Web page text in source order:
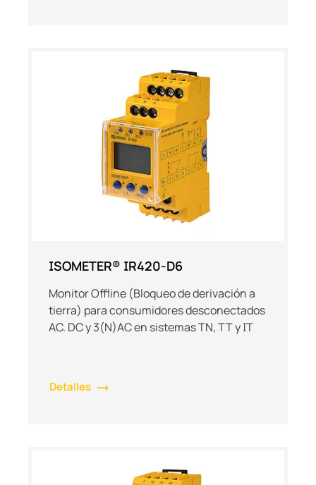
ISOMETER® IR420-D6
Monitor Offline (Bloqueo de derivación a
tierra) para consumidores desconectados
AC. DC y 3(N)AC en sistemas TN, TT y IT
Detalles